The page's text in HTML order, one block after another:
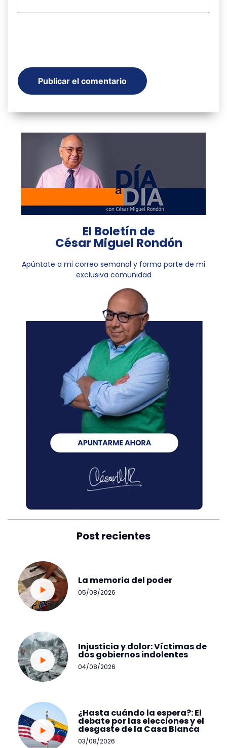
El Boletín de
César Miguel Rondón
Apúntate a mi correo semanal y forma parte de mi
exclusiva comunidad
Post recientes
La memoria del poder
05/08/2026
Injusticia y dolor: Víctimas de
dos gobiernos indolentes
04/08/2026
¿Hasta cuándo la espera?: El
debate por las elecciones y el
desgaste de la Casa Blanca
03/08/2026